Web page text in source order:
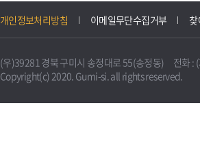
개인정보처리방침 이메일무단수집거부
(우)39281 경북 구미시 송정대로 55(송정동) 전화
Copyright(c) 2020. Gumi-si. all rights reserved.